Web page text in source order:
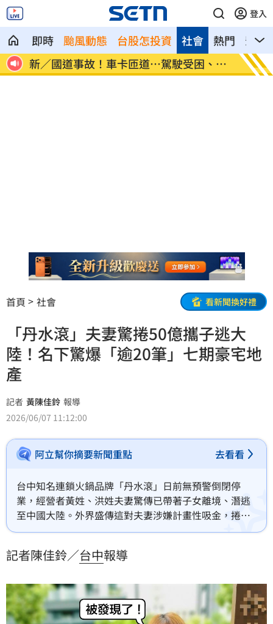
登入
即時 颱風動態 台股怎投資 熱門 影音
社會
」
新／國道事故！車卡匝道…駕駛受困、昏
迷
7縣
天
首頁 社會 看新聞換好禮
「丹水滾」夫妻驚捲50億攜子逃大
陸！名下驚爆「逾20筆」七期豪宅地
產
記者 黃陳佳鈴 報導
2026/06/07 11:12:00
阿立幫你摘要新聞重點 去看看
台中知名連鎖火鍋品牌「丹水滾」日前無預警倒閉停
業，經營者黃姓、洪姓夫妻驚傳已帶著子女離境、潛逃
至中國大陸。外界盛傳這對夫妻涉嫌計畫性吸金，捲款
金額恐高達新台幣 50 億元，受害者預估上看 500 人！
也隨之曝光。地方盛傳，兩人早就將非法投資款轉入不
狂置產超過 20 筆高價豪宅與土地，房產數量與總市值相
當
記者陳佳鈴／台中報導